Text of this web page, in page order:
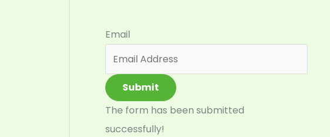
Email
Submit
The form has been submitted
successfully!